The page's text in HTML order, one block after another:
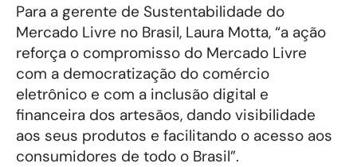
Para a gerente de Sustentabilidade do
Mercado Livre no Brasil, Laura Motta, “a ação
reforça o compromisso do Mercado Livre
com a democratização do comércio
eletrônico e com a inclusão digital e
financeira dos artesãos, dando visibilidade
aos seus produtos e facilitando o acesso aos
consumidores de todo o Brasil”.